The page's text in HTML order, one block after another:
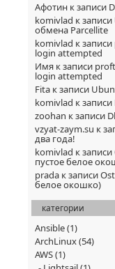
Афотин к записи
komivlad к записи
обмена Parcellite
komivlad к записи
login attempted
Имя к записи
login attempted
Fita к записи
komivlad к записи
zoohan к записи
vzyat-zaym.su к
два года!
komivlad к записи
пустое белое
prada к записи
белое окошко)
категории
Ansible(1)
ArchLinux(54)
AWS(1)